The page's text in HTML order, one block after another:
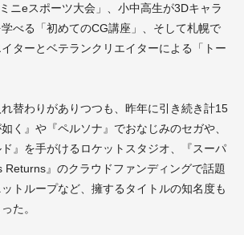
ニeスポーツ大会」、小中高生が3Dキャラ
べる「初めてのCG講座」、そして札幌で
ターとベテランクリエイターによる「トー
替わりがありつつも、昨年に引き続き計15
く』や『ペルソナ』でおなじみのセガや、
ド』を手がけるロケットスタジオ、『スーパ
Returns』のクラウドファンディングで話題
トループなど、擁するタイトルの知名度も
た。